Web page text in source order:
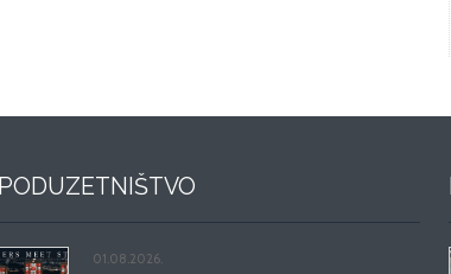
PODUZETNIŠTVO
01.08.2026.